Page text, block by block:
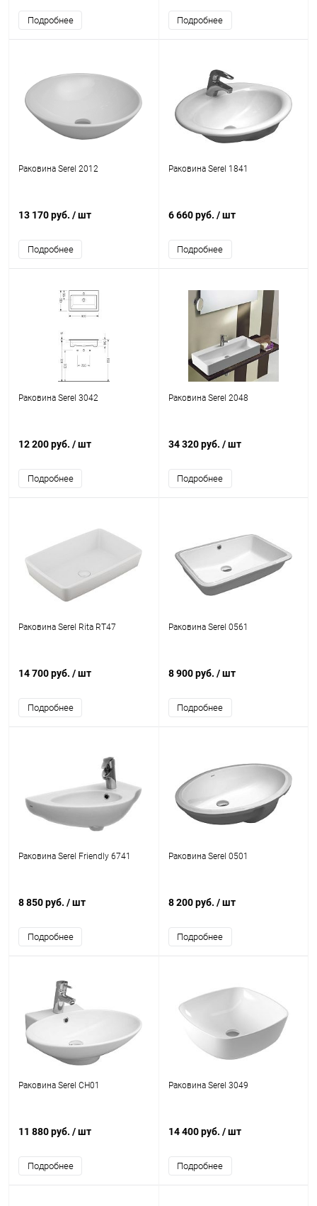
Подробнее Подробнее
Раковина Serel 2012
13 170 руб. / шт
Подробнее
Раковина Serel 1841
6 660 руб. / шт
Подробнее
Раковина Serel 3042
12 200 руб. / шт
Подробнее
Раковина Serel 2048
34 320 руб. / шт
Подробнее
Раковина Serel Rita RT47
14 700 руб. / шт
Подробнее
Раковина Serel 0561
8 900 руб. / шт
Подробнее
Раковина Serel Friendly 6741
8 850 руб. / шт
Подробнее
Раковина Serel 0501
8 200 руб. / шт
Подробнее
Раковина Serel CH01
11 880 руб. / шт
Подробнее
Раковина Serel 3049
14 400 руб. / шт
Подробнее